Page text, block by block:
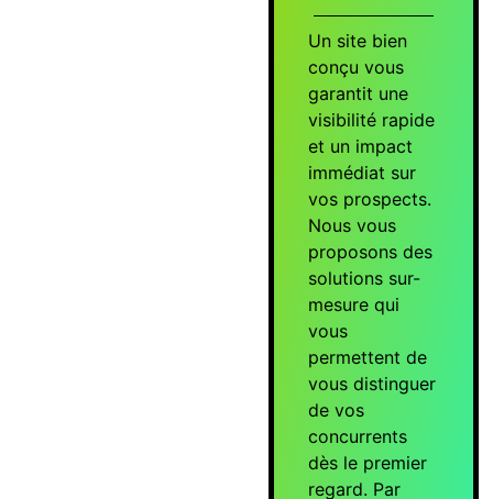
Un site bien
conçu vous
garantit une
visibilité rapide
et un impact
immédiat sur
vos prospects.
Nous vous
proposons des
solutions sur-
mesure qui
vous
permettent de
vous distinguer
de vos
concurrents
dès le premier
regard. Par